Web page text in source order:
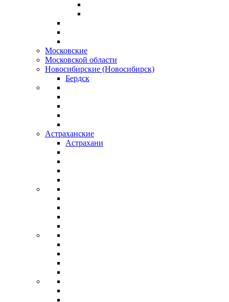
Московские
Московской области
Новосибирские (Новосибирск)
Бердск
Астраханские
Астрахани